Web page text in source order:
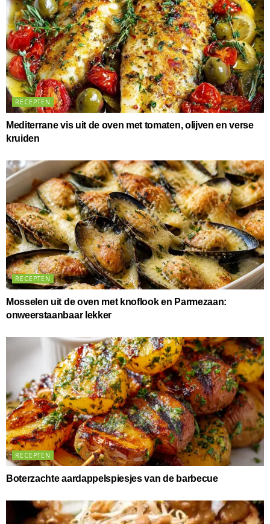
RECEPTEN
Mediterrane vis uit de oven met tomaten, olijven en verse
kruiden
RECEPTEN
Mosselen uit de oven met knoflook en Parmezaan:
onweerstaanbaar lekker
RECEPTEN
Boterzachte aardappelspiesjes van de barbecue